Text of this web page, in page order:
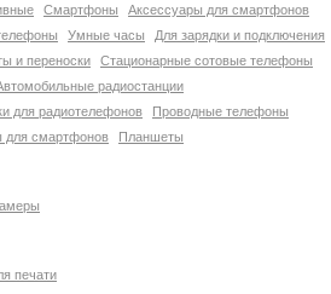
Смартфоны
Аксессуары для смартфонов
Умные часы
Для зарядки и подключения
и переноски
Стационарные сотовые телефоны
радиостанции
для радиотелефонов
Проводные телефоны
для смартфонов Планшеты
печати